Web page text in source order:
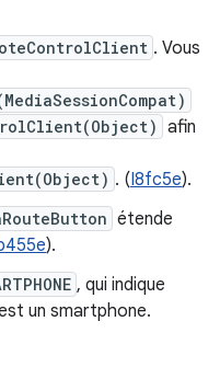
. Vous
afin
. (I8fc5e).
étende
).
, qui indique
un smartphone.